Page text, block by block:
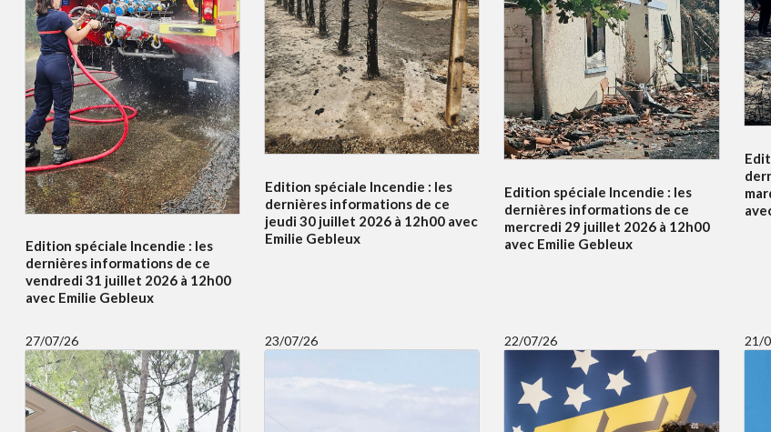
Edition spéciale Incendie : les
dernières informations de ce
vendredi 31 juillet 2026 à 12h00
avec Emilie Gebleux
Edition spéciale Incendie : les
dernières informations de ce
jeudi 30 juillet 2026 à 12h00 avec
Emilie Gebleux
Edition spéciale Incendie : les
dernières informations de ce
mercredi 29 juillet 2026 à 12h00
avec Emilie Gebleux
27/07/26 23/07/26 22/07/26 21/